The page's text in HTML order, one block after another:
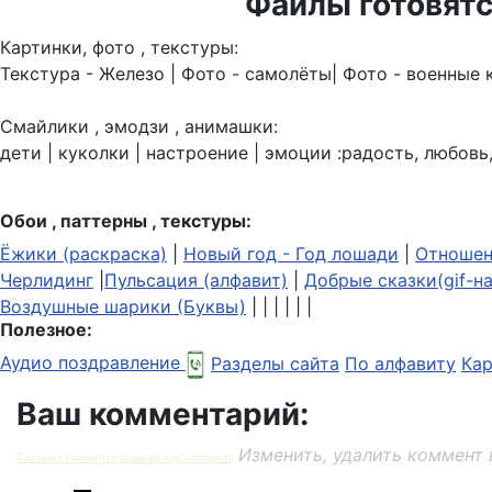
Картинки, фото , текстуры:
Текстура - Железо | Фото - самолёты| Фото - военные
Смайлики , эмодзи , анимашки:
дети | куколки | настроение | эмоции :радость,
Обои , паттерны , текстуры:
Ёжики (раскраска)
Новый год - Год лошади
Черлидинг Пульсация (алфавит) Добрые сказки(gif-
Воздушные шарики (Буквы)
Полезное:
Аудио поздравление
Разделы сайта По алфавиту
Ваш комментарий:
Система комментирования SigComments Изменить, удалить